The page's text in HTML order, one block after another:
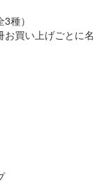
種）
買い上げごとに